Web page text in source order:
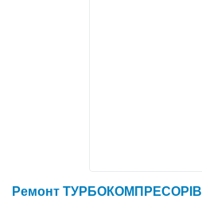
Ремонт ТУРБОКОМПРЕСОРІВ